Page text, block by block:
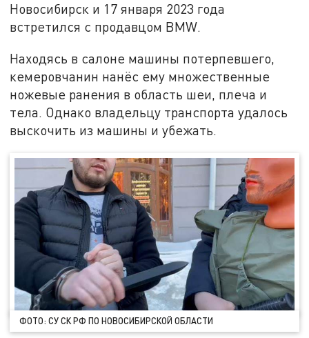
Новосибирск и 17 января 2023 года
встретился с продавцом BMW.
Находясь в салоне машины потерпевшего,
кемеровчанин нанёс ему множественные
ножевые ранения в область шеи, плеча и
тела. Однако владельцу транспорта удалось
выскочить из машины и убежать.
ФОТО: СУ СК РФ ПО НОВОСИБИРСКОЙ ОБЛАСТИ